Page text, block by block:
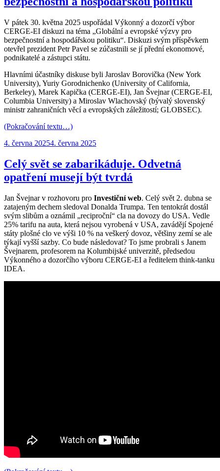
V pátek 30. května 2025 uspořádal Výkonný a dozorčí výbor
CERGE-EI diskuzi na téma „Globální a evropské výzvy pro
bezpečnostní a hospodářskou politiku“. Diskuzi svým příspěvkem
otevřel prezident Petr Pavel se zúčastnili se jí přední ekonomové,
podnikatelé a zástupci státu.
Hlavními účastníky diskuse byli Jaroslav Borovička (New York
University), Yuriy Gorodnichenko (University of California,
Berkeley), Marek Kapička (CERGE-EI), Jan Švejnar (CERGE-EI,
Columbia University) a Miroslav Wlachovský (bývalý slovenský
ministr zahraničních věcí a evropských záležitostí; GLOBSEC).
(Pokračování textu…)
Publikováno:
4. června 20254. června 2025
Celý svět se zabarikáduje. Odvetná
opatření musejí být tvrdá
Jan Švejnar v rozhovoru pro Investiční web. Celý svět 2. dubna se
zatajeným dechem sledoval Donalda Trumpa. Ten tentokrát dostál
svým slibům a oznámil „reciproční“ cla na dovozy do USA. Vedle
25% tarifu na auta, která nejsou vyrobená v USA, zavádějí Spojené
státy plošné clo ve výši 10 % na veškerý dovoz, většiny zemí se ale
týkají vyšší sazby. Co bude následovat? To jsme probrali s Janem
Švejnarem, profesorem na Kolumbijské univerzitě, předsedou
Výkonného a dozorčího výboru CERGE-EI a ředitelem think-tanku
IDEA.